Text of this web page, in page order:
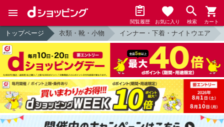
閲覧履歴 お気に入り 検索 カート
トップページ 衣類・靴・小物 インナー・下着・ナイトウエア